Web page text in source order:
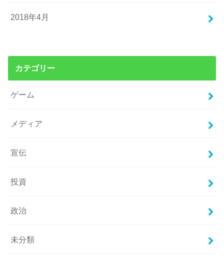
2018年4月
カテゴリー
ゲーム
メディア
宣伝
投資
政治
未分類